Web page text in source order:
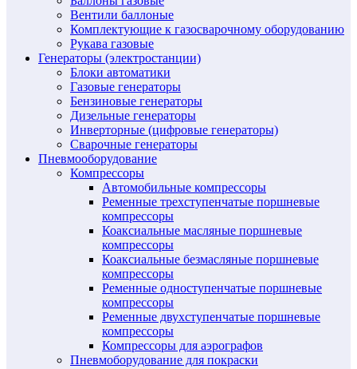
Вентили баллоные
Комплектующие к газосварочному оборудованию
Рукава газовые
Генераторы (электростанции)
Блоки автоматики
Газовые генераторы
Бензиновые генераторы
Дизельные генераторы
Инверторные (цифровые генераторы)
Сварочные генераторы
Пневмооборудование
Компрессоры
Автомобильные компрессоры
Ременные трехступенчатые поршневые
компрессоры
Коаксиальные масляные поршневые
компрессоры
Коаксиальные безмасляные поршневые
компрессоры
Ременные одноступенчатые поршневые
компрессоры
Ременные двухступенчатые поршневые
компрессоры
Компрессоры для аэрографов
Пневмоборудование для покраски